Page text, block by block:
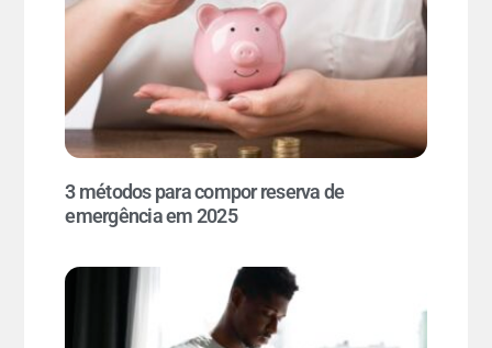
3 métodos para compor reserva de
emergência em 2025